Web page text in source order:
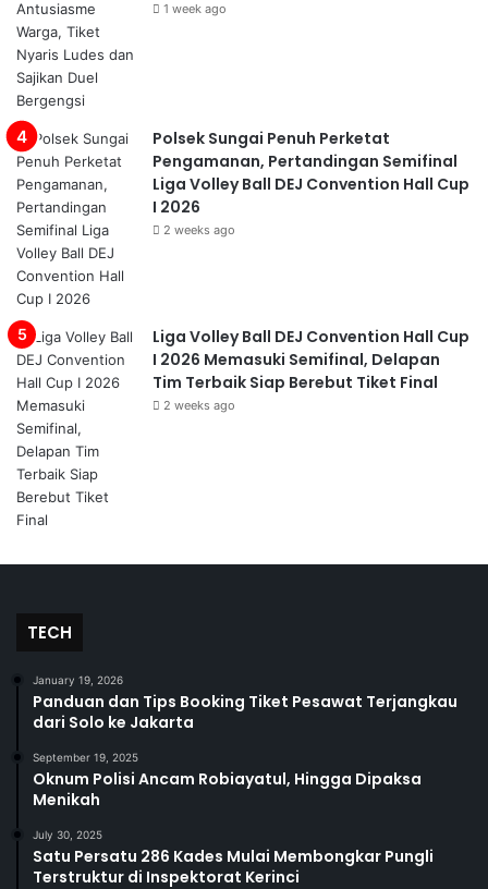
1 week ago
Polsek Sungai Penuh Perketat
Pengamanan, Pertandingan Semifinal
Liga Volley Ball DEJ Convention Hall Cup
I 2026
2 weeks ago
Liga Volley Ball DEJ Convention Hall Cup
I 2026 Memasuki Semifinal, Delapan
Tim Terbaik Siap Berebut Tiket Final
2 weeks ago
TECH
January 19, 2026
Panduan dan Tips Booking Tiket Pesawat Terjangkau
dari Solo ke Jakarta
September 19, 2025
Oknum Polisi Ancam Robiayatul, Hingga Dipaksa
Menikah
July 30, 2025
Satu Persatu 286 Kades Mulai Membongkar Pungli
Terstruktur di Inspektorat Kerinci